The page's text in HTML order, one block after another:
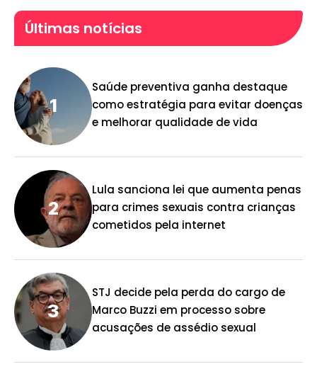
Últimas notícias
Saúde preventiva ganha destaque
como estratégia para evitar doenças
e melhorar qualidade de vida
Lula sanciona lei que aumenta penas
para crimes sexuais contra crianças
cometidos pela internet
STJ decide pela perda do cargo de
Marco Buzzi em processo sobre
acusações de assédio sexual